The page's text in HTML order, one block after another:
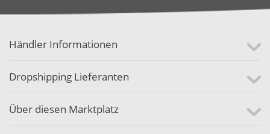
Händler Informationen
Dropshipping Lieferanten
Über diesen Marktplatz